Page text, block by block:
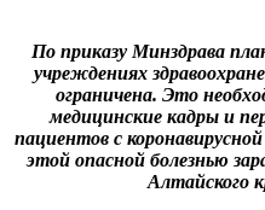
По приказу Минздрава
учреждениях
ограничена. Это
медицинские кадры и
пациентов с
этой опасной болезнью
Алтайского